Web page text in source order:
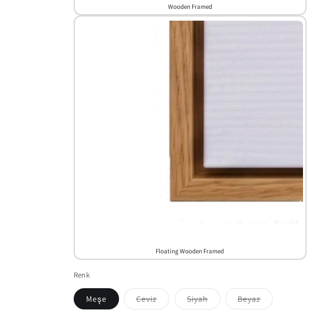
Wooden Framed
Floating Wooden Framed
Renk
Meşe Ceviz
Variant
Siyah
Variant
Beyaz
Variant